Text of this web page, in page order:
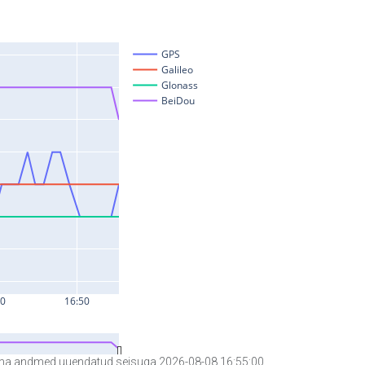
andmed uuendatud seisuga 2026-08-08 16:55:00